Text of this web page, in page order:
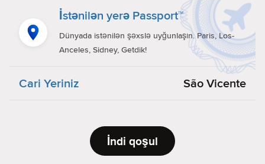
İstənilən yerə Passport™
Dünyada istənilən şəxslə uyğunlaşın. Paris, Los-
Anceles, Sidney, Getdik!
Cari Yeriniz São Vicente
İndi qoşul